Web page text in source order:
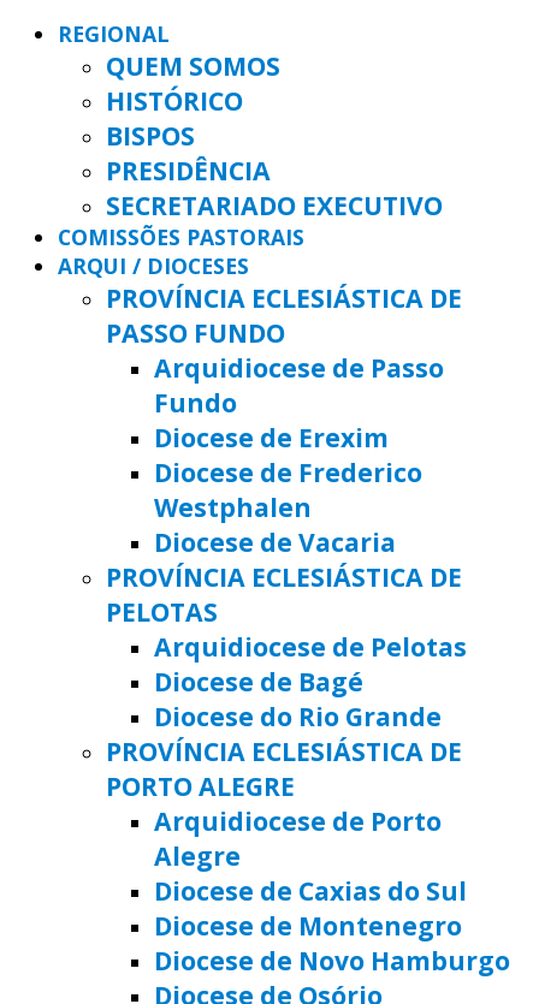
REGIONAL
QUEM SOMOS
HISTÓRICO
BISPOS
PRESIDÊNCIA
SECRETARIADO EXECUTIVO
COMISSÕES PASTORAIS
ARQUI / DIOCESES
PROVÍNCIA ECLESIÁSTICA DE
PASSO FUNDO
Arquidiocese de Passo
Fundo
Diocese de Erexim
Diocese de Frederico
Westphalen
Diocese de Vacaria
PROVÍNCIA ECLESIÁSTICA DE
PELOTAS
Arquidiocese de Pelotas
Diocese de Bagé
Diocese do Rio Grande
PROVÍNCIA ECLESIÁSTICA DE
PORTO ALEGRE
Arquidiocese de Porto
Alegre
Diocese de Caxias do Sul
Diocese de Montenegro
Diocese de Novo Hamburgo
Diocese de Osório